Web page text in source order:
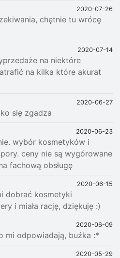
2020-07-26
chętnie tu wrócę
2020-07-14
na niektóre
na kilka które akurat
2020-06-27
się zgadza
2020-06-23
wybór kosmetyków i
ceny nie są wygórowane
fachową obsługę
2020-06-15
dobrać kosmetyki
i miała rację, dziękuję :)
2020-06-09
mi odpowiadają, buźka :*
2020-05-29